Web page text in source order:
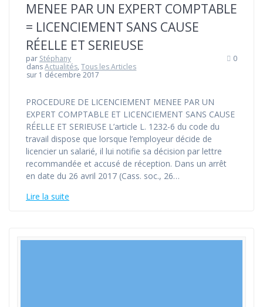
MENEE PAR UN EXPERT COMPTABLE
= LICENCIEMENT SANS CAUSE
RÉELLE ET SERIEUSE
par Stéphany
dansActualités,Tous les Articles
sur 1 décembre 2017
0
PROCEDURE DE LICENCIEMENT MENEE PAR UN
EXPERT COMPTABLE ET LICENCIEMENT SANS CAUSE
RÉELLE ET SERIEUSE L’article L. 1232-6 du code du
travail dispose que lorsque l’employeur décide de
licencier un salarié, il lui notifie sa décision par lettre
recommandée et accusé de réception. Dans un arrêt
en date du 26 avril 2017 (Cass. soc., 26…
Lire la suite